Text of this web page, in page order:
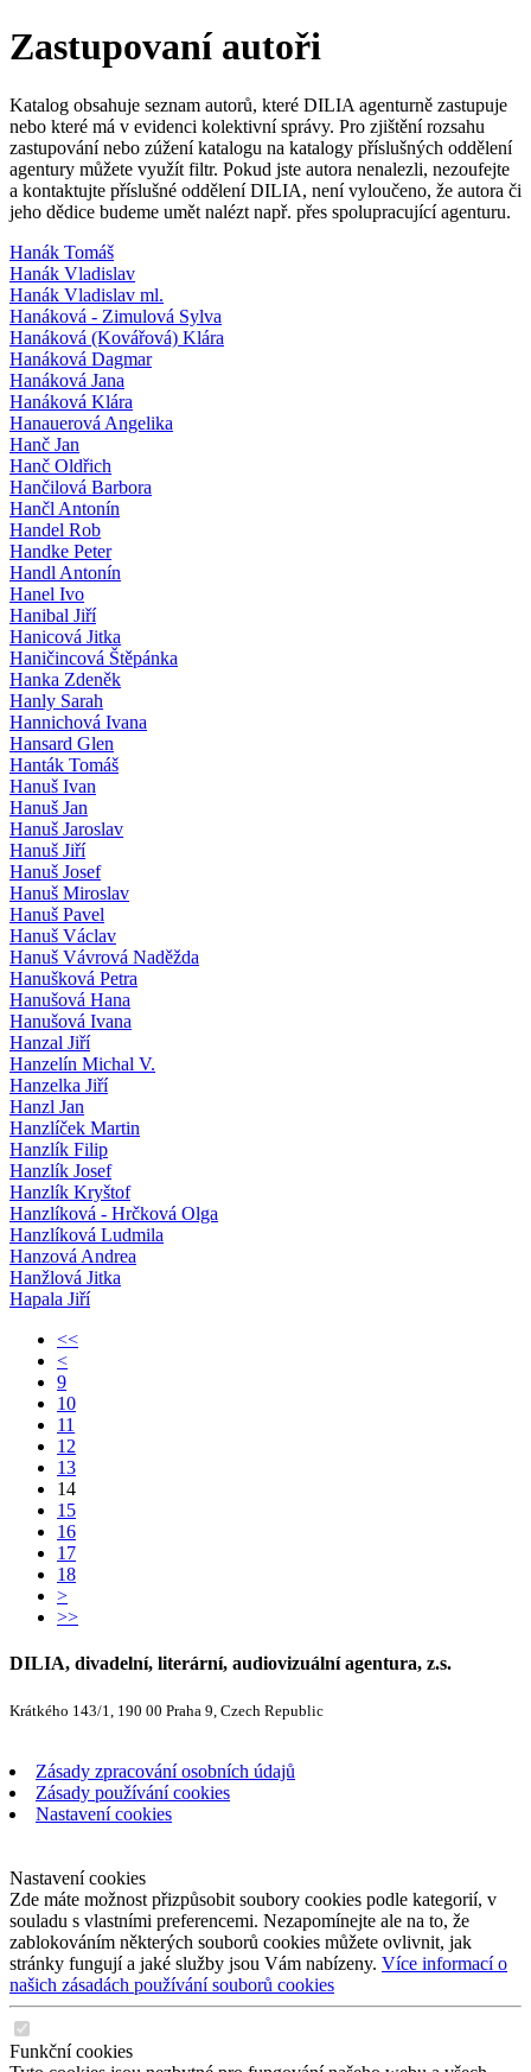
Zastupovaní autoři
Katalog obsahuje seznam autorů, které DILIA agenturně zastupuje
nebo které má v evidenci kolektivní správy. Pro zjištění rozsahu
zastupování nebo zúžení katalogu na katalogy příslušných oddělení
agentury můžete využít filtr. Pokud jste autora nenalezli, nezoufejte
a kontaktujte příslušné oddělení DILIA, není vyloučeno, že autora či
jeho dědice budeme umět nalézt např. přes spolupracující agenturu.
Hanák Tomáš
Hanák Vladislav
Hanák Vladislav ml.
Hanáková - Zimulová Sylva
Hanáková (Kovářová) Klára
Hanáková Dagmar
Hanáková Jana
Hanáková Klára
Hanauerová Angelika
Hanč Jan
Hanč Oldřich
Hančilová Barbora
Hančl Antonín
Handel Rob
Handke Peter
Handl Antonín
Hanel Ivo
Hanibal Jiří
Hanicová Jitka
Haničincová Štěpánka
Hanka Zdeněk
Hanly Sarah
Hannichová Ivana
Hansard Glen
Hanták Tomáš
Hanuš Ivan
Hanuš Jan
Hanuš Jaroslav
Hanuš Jiří
Hanuš Josef
Hanuš Miroslav
Hanuš Pavel
Hanuš Václav
Hanuš Vávrová Naděžda
Hanušková Petra
Hanušová Hana
Hanušová Ivana
Hanzal Jiří
Hanzelín Michal V.
Hanzelka Jiří
Hanzl Jan
Hanzlíček Martin
Hanzlík Filip
Hanzlík Josef
Hanzlík Kryštof
Hanzlíková - Hrčková Olga
Hanzlíková Ludmila
Hanzová Andrea
Hanžlová Jitka
Hapala Jiří
<<
<
9
10
11
12
13
14
15
16
17
18
>
>>
DILIA, divadelní, literární, audiovizuální agentura, z.s.
Krátkého 143/1, 190 00 Praha 9, Czech Republic
Zásady zpracování osobních údajů
Zásady používání cookies
Nastavení cookies
Nastavení cookies
Zde máte možnost přizpůsobit soubory cookies podle kategorií, v
souladu s vlastními preferencemi. Nezapomínejte ale na to, že
zablokováním některých souborů cookies můžete ovlivnit, jak
stránky fungují a jaké služby jsou Vám nabízeny. Více informací o
našich zásadách používání souborů cookies
Funkční cookies